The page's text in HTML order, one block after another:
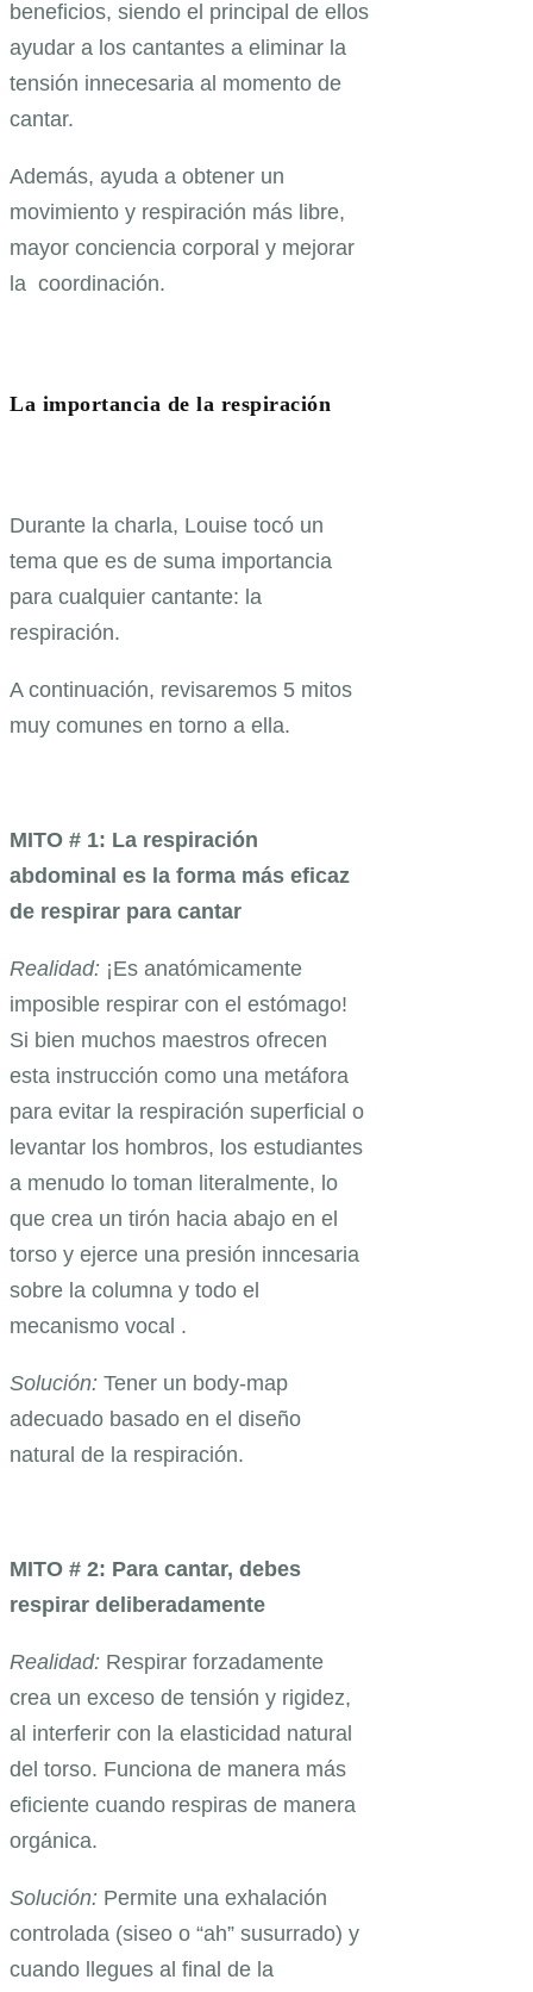
beneficios, siendo el principal de ellos
ayudar a los cantantes a eliminar la
tensión innecesaria al momento de
cantar.
Además, ayuda a obtener un
movimiento y respiración más libre,
mayor conciencia corporal y mejorar
la coordinación.
La importancia de la respiración
Durante la charla, Louise tocó un
tema que es de suma importancia
para cualquier cantante: la
respiración.
A continuación, revisaremos 5 mitos
muy comunes en torno a ella.
MITO # 1: La respiración
abdominal es la forma más eficaz
de respirar para cantar
Realidad: ¡Es anatómicamente
imposible respirar con el estómago!
Si bien muchos maestros ofrecen
esta instrucción como una metáfora
para evitar la respiración superficial o
levantar los hombros, los estudiantes
a menudo lo toman literalmente, lo
que crea un tirón hacia abajo en el
torso y ejerce una presión inncesaria
sobre la columna y todo el
mecanismo vocal .
Solución: Tener un body-map
adecuado basado en el diseño
natural de la respiración.
MITO # 2: Para cantar, debes
respirar deliberadamente
Realidad: Respirar forzadamente
crea un exceso de tensión y rigidez,
al interferir con la elasticidad natural
del torso. Funciona de manera más
eficiente cuando respiras de manera
orgánica.
Solución: Permite una exhalación
controlada (siseo o “ah” susurrado) y
cuando llegues al final de la